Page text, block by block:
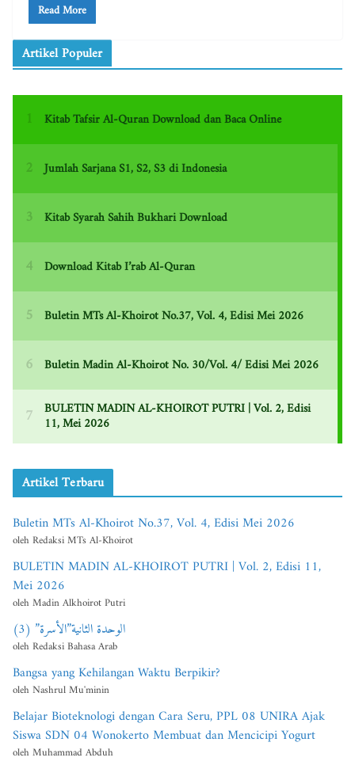
Read More
Artikel Populer
Artikel Terbaru
Buletin MTs Al-Khoirot No.37, Vol. 4, Edisi Mei 2026
oleh Redaksi MTs Al-Khoirot
BULETIN MADIN AL-KHOIROT PUTRI | Vol. 2, Edisi 11,
Mei 2026
oleh Madin Alkhoirot Putri
الوحدة الثانية”الأسرة” (3)
oleh Redaksi Bahasa Arab
Bangsa yang Kehilangan Waktu Berpikir?
oleh Nashrul Mu'minin
Belajar Bioteknologi dengan Cara Seru, PPL 08 UNIRA Ajak
Siswa SDN 04 Wonokerto Membuat dan Mencicipi Yogurt
oleh Muhammad Abduh